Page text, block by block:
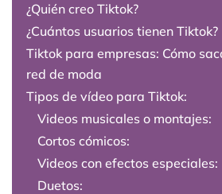
¿Quién creo Tiktok?
¿Cuántos usuarios tienen Tiktok?
Tiktok para empresas: Cómo
red de moda
Tipos de vídeo para Tiktok:
Videos musicales o montajes:
Cortos cómicos:
Videos con efectos especiales:
Duetos: